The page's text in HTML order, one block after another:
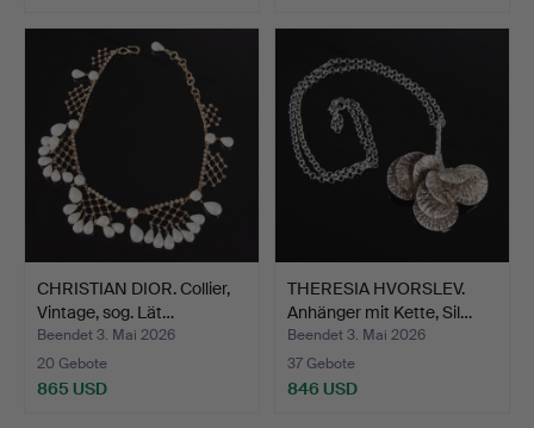
CHRISTIAN DIOR. Collier,
Vintage, sog. Lät…
Beendet 3. Mai 2026
20 Gebote
865 USD
THERESIA HVORSLEV.
Anhänger mit Kette, Sil…
Beendet 3. Mai 2026
37 Gebote
846 USD